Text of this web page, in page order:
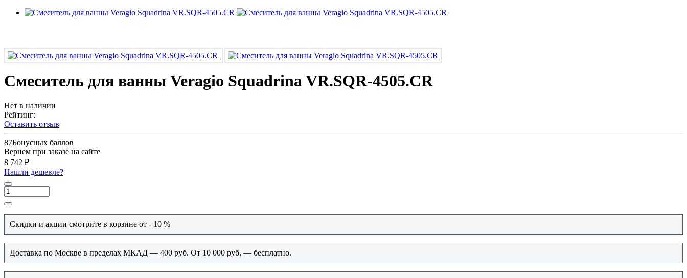
Смеситель для ванны Veragio Squadrina VR.SQR-4505.CR
Нет в наличии
Рейтинг:
Оставить отзыв
87Бонусных баллов
Вернем при заказе на сайте
8 742 ₽
Нашли дешевле?
Скидки и акции смотрите в корзине от - 10 %
Доставка по Москве в пределах МКАД — 400 руб. От 10 000 руб. — бесплатно.